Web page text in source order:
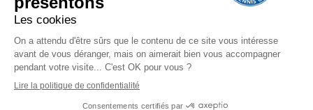
© Copyright CTC - Chennevières Tennis Club
2026 - Tous droits réservés
Mentions légales Politique de confidentialité Réalisation : OXICAT